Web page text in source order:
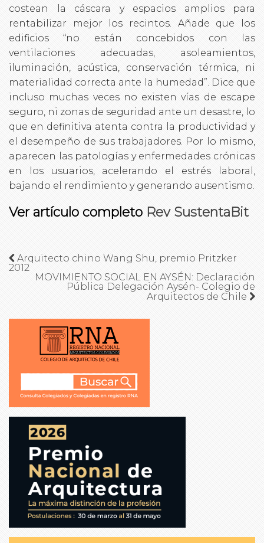
costean la cáscara y espacios amplios para
rentabilizar mejor los recintos. Añade que los
edificios “no están concebidos con las
ventilaciones adecuadas, asoleamientos,
iluminación, acústica, conservación térmica, ni
materialidad correcta ante la humedad”. Dice que
incluso muchas veces no existen vías de escape
seguro, ni zonas de seguridad ante un desastre, lo
que en definitiva atenta contra la productividad y
el desempeño de sus trabajadores. Por lo mismo,
aparecen las patologías y enfermedades crónicas
en los usuarios, acelerando el estrés laboral,
bajando el rendimiento y generando ausentismo.
Ver artículo completo Rev SustentaBit
Arquitecto chino Wang Shu, premio Pritzker
2012
MOVIMIENTO SOCIAL EN AYSÉN: Declaración
Pública Delegación Aysén- Colegio de
Arquitectos de Chile